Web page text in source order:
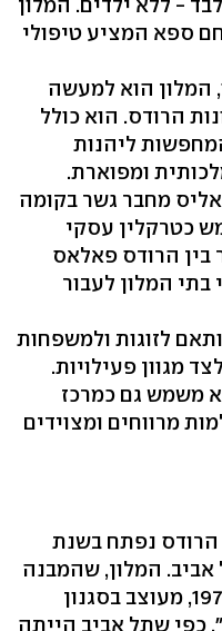
מתחם ספא המציע טיפולי
המלון הוא למעשה
הרודס. הוא כולל
המחפשות ליהנות
ומפוארת.
מחבר גשר בקומה
כטרקלין עסקי
בין הרודס פאלאס
המלון לעבור
לזוגות ולמשפחות
מגוון פעילויות.
והוא משמש גם כמרכז
מרווחים ומצוידים
הרודס נפתח בשנת
אביב. המלון, שהמבנה
המקורי שלו הוקם כבר בשנת 1973, מעוצב בסגנון
כפי שתל אביב הייתה